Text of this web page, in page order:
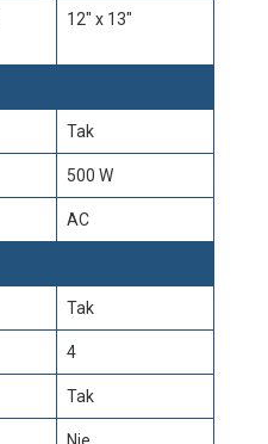
12" x 13"
Tak
500 W
AC
Tak
4
Tak